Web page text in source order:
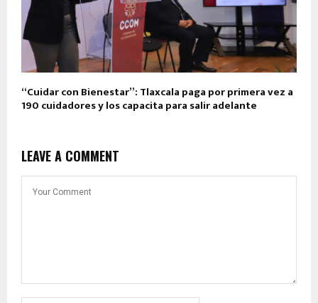
“Cuidar con Bienestar”: Tlaxcala paga por primera vez a
190 cuidadores y los capacita para salir adelante
LEAVE A COMMENT